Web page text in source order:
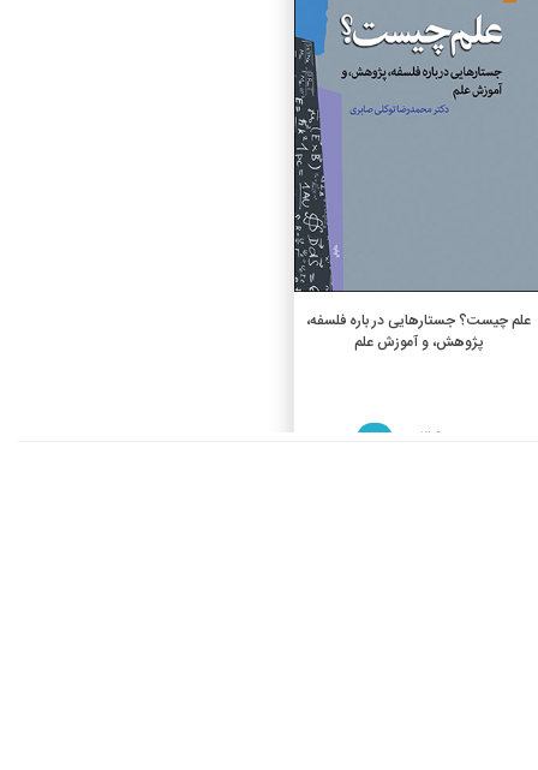
افزودن به سبد خرید
علم چیست؟ جستارهایی در باره فلسفه،
پژوهش، و آموزش علم
3,900,000 ريال
%10